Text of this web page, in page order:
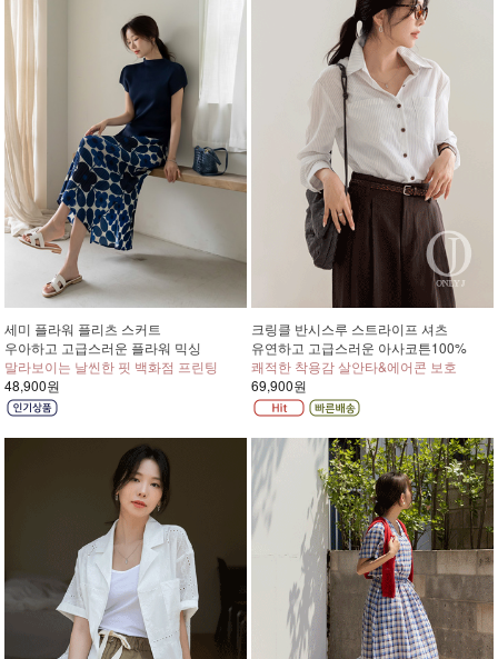
세미 플라워 플리츠 스커트
우아하고 고급스러운 플라워 믹싱
말라보이는 날씬한 핏 백화점 프린팅
48,900원
크링클 반시스루 스트라이프 셔츠
유연하고 고급스러운 아사코튼100%
쾌적한 착용감 살안타&에어콘 보호
69,900원